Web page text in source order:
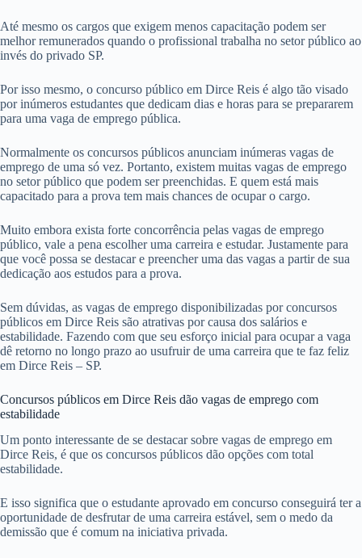
Até mesmo os cargos que exigem menos capacitação podem ser
melhor remunerados quando o profissional trabalha no setor público ao
invés do privado SP.
Por isso mesmo, o concurso público em Dirce Reis é algo tão visado
por inúmeros estudantes que dedicam dias e horas para se prepararem
para uma vaga de emprego pública.
Normalmente os concursos públicos anunciam inúmeras vagas de
emprego de uma só vez. Portanto, existem muitas vagas de emprego
no setor público que podem ser preenchidas. E quem está mais
capacitado para a prova tem mais chances de ocupar o cargo.
Muito embora exista forte concorrência pelas vagas de emprego
público, vale a pena escolher uma carreira e estudar. Justamente para
que você possa se destacar e preencher uma das vagas a partir de sua
dedicação aos estudos para a prova.
Sem dúvidas, as vagas de emprego disponibilizadas por concursos
públicos em Dirce Reis são atrativas por causa dos salários e
estabilidade. Fazendo com que seu esforço inicial para ocupar a vaga
dê retorno no longo prazo ao usufruir de uma carreira que te faz feliz
em Dirce Reis – SP.
Concursos públicos em Dirce Reis dão vagas de emprego com
estabilidade
Um ponto interessante de se destacar sobre vagas de emprego em
Dirce Reis, é que os concursos públicos dão opções com total
estabilidade.
E isso significa que o estudante aprovado em concurso conseguirá ter a
oportunidade de desfrutar de uma carreira estável, sem o medo da
demissão que é comum na iniciativa privada.